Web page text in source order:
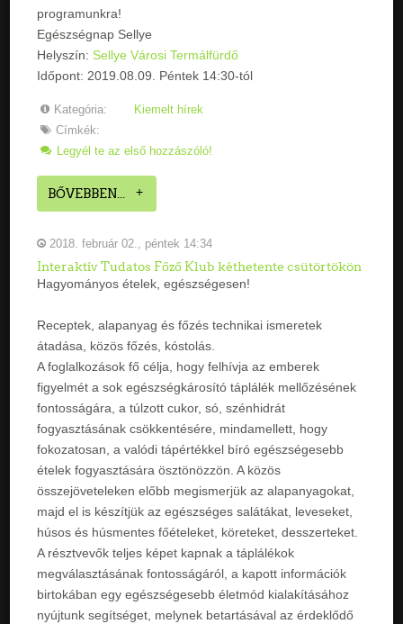
programunkra!
Egészségnap Sellye
Helyszín: Sellye Városi Termálfürdő
Időpont: 2019.08.09. Péntek 14:30-tól
Kategória:
Kiemelt hírek
Címkék:
Legyél te az első hozzászóló!
BŐVEBBEN...
2018. február 02., péntek 14:34
Interaktív Tudatos Főző Klub kéthetente csütörtökön
Hagyományos ételek, egészségesen!
Receptek, alapanyag és főzés technikai ismeretek
átadása, közös főzés, kóstolás.
A foglalkozások fő célja, hogy felhívja az emberek
figyelmét a sok egészségkárosító táplálék mellőzésének
fontosságára, a túlzott cukor, só, szénhidrát
fogyasztásának csökkentésére, mindamellett, hogy
fokozatosan, a valódi tápértékkel bíró egészségesebb
ételek fogyasztására ösztönözzön. A közös
összejöveteleken előbb megismerjük az alapanyagokat,
majd el is készítjük az egészséges salátákat, leveseket,
húsos és húsmentes főételeket, köreteket, desszerteket.
A résztvevők teljes képet kapnak a táplálékok
megválasztásának fontosságáról, a kapott információk
birtokában egy egészségesebb életmód kialakításához
nyújtunk segítséget, melynek betartásával az érdeklődő